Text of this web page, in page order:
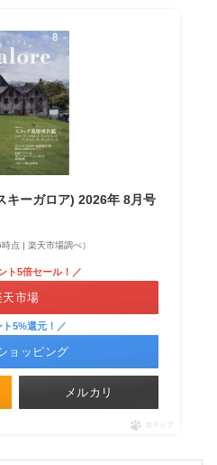
ーガロア) 2026年 8月号
点 | 楽天市場調べ）
ト5倍セール！／
天市場
ト5%還元！／
ョッピング
メルカリ
ポチップ